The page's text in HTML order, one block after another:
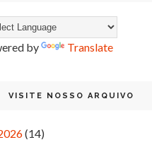
by Translate
VISITE NOSSO ARQUIVO
(14)